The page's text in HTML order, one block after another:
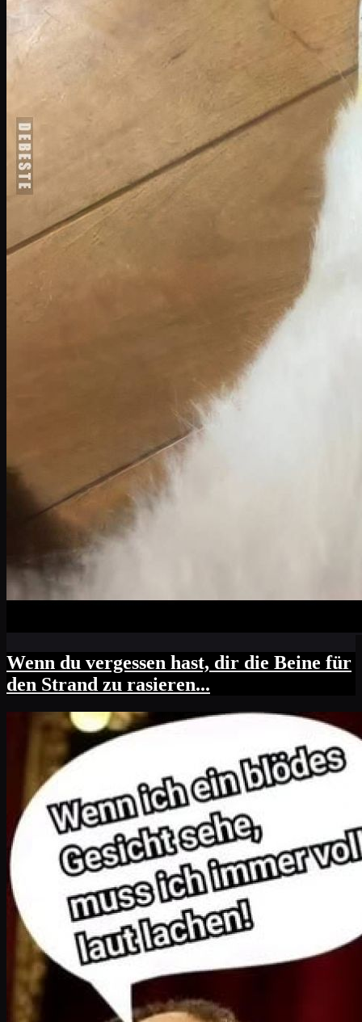
Wenn du vergessen hast, dir die Beine für
den Strand zu rasieren...